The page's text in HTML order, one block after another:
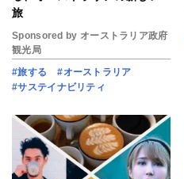
旅
Sponsored by オーストラリア政府
観光局
#旅する
#オーストラリア
#サステイナビリティ